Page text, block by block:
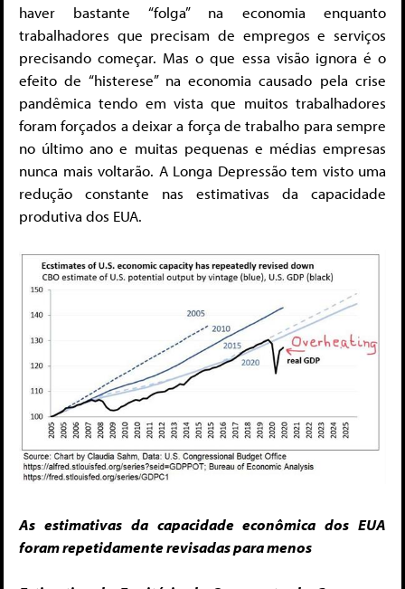
haver bastante “folga” na economia enquanto
trabalhadores que precisam de empregos e serviços
precisando começar. Mas o que essa visão ignora é o
efeito de “histerese” na economia causado pela crise
pandêmica tendo em vista que muitos trabalhadores
foram forçados a deixar a força de trabalho para sempre
no último ano e muitas pequenas e médias empresas
nunca mais voltarão. A Longa Depressão tem visto uma
redução constante nas estimativas da capacidade
produtiva dos EUA.
As estimativas da capacidade econômica dos EUA
foram repetidamente revisadas para menos